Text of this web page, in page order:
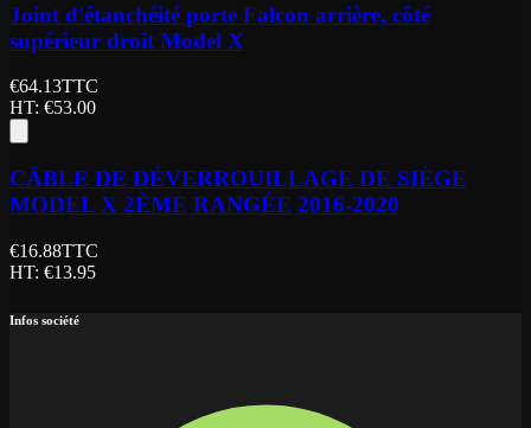
Joint d'étanchéité porte Falcon arrière, côté
supérieur droit Model X
€64.13TTC
HT: €53.00
CÂBLE DE DÉVERROUILLAGE DE SIÈGE
MODEL X 2ÈME RANGÉE 2016-2020
€16.88TTC
HT: €13.95
Infos société